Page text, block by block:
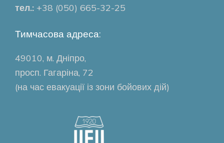
тел.: +38 (050) 665-32-25
Тимчасова адреса:
49010, м. Дніпро,
просп. Гагаріна, 72
(на час евакуації із зони бойових дій)